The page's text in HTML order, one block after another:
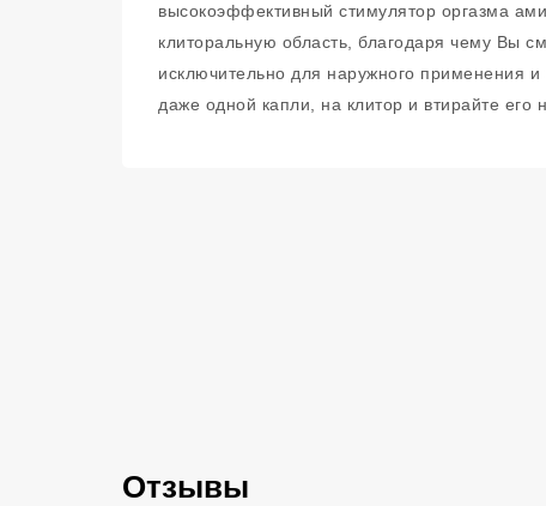
высокоэффективный стимулятор оргазма
клиторальную область, благодаря чему Вы
исключительно для наружного
даже одной капли, на клитор и втирайте
Отзывы